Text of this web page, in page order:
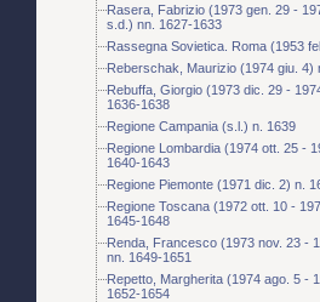
Rasera, Fabrizio (1973 gen. 29 -
s.d.) nn. 1627-1633
Rassegna Sovietica. Roma (1953
Reberschak, Maurizio (1974 giu. 4)
Rebuffa, Giorgio (1973 dic. 29 -
1636-1638
Regione Campania (s.l.) n. 1639
Regione Lombardia (1974 ott. 25 -
1640-1643
Regione Piemonte (1971 dic. 2) n.
Regione Toscana (1972 ott. 10 -
1645-1648
Renda, Francesco (1973 nov. 23 -
nn. 1649-1651
Repetto, Margherita (1974 ago. 5 -
1652-1654